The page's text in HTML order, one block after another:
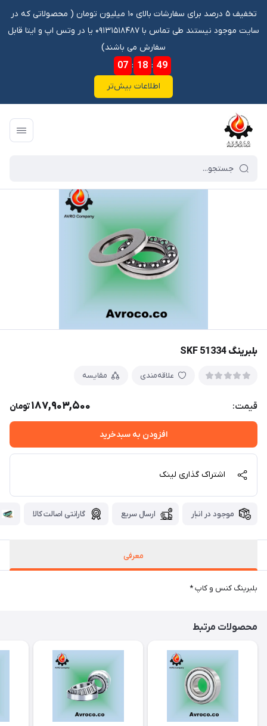
تخفیف ۵ درصد برای سفارشات بالای ۱۰ میلیون تومان ‌‌(‌‌ محصولاتی که در
سایت موجود نیستند طی تماس با ۰۹۱۳۱۵۱۸۴۸۷ یا در وتس اپ و ایتا قابل
سفارش می باشند)
07 : 18 : 49
اطلاعات بیش‌تر
فروشگاه آنلاین آوروکو
بلبرینگ 51334 SKF
علاقه‌مندی مقایسه
قیمت: 187,903,500تومان
افزودن به سبدخرید
اشتراک گذاری لینک
موجود در انبار ارسال سریع گارانتی اصالت کالا
معرفی
بلبرینگ کنس و کاپ *
محصولات مرتبط